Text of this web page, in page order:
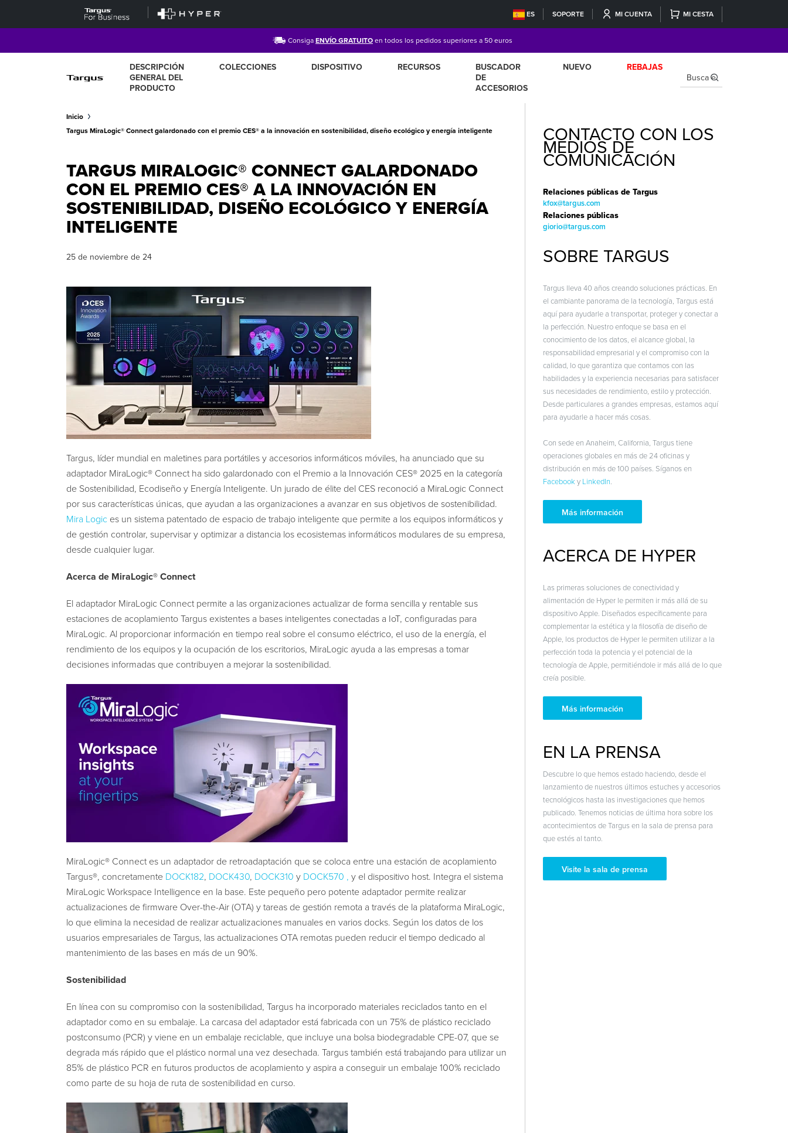
ES SOPORTE MI CUENTA MI CESTA
Consiga ENVÍO GRATUITO en todos los pedidos superiores a 50 euros
DESCRIPCIÓN
GENERAL DEL
PRODUCTO
COLECCIONES DISPOSITIVO RECURSOS
BUSCADOR
DE
ACCESORIOS
NUEVO REBAJAS
Inicio
Targus MiraLogic® Connect galardonado con el premio CES® a la innovación en sostenibilidad, diseño ecológico y energía inteligente
TARGUS MIRALOGIC® CONNECT GALARDONADO
CON EL PREMIO CES® A LA INNOVACIÓN EN
SOSTENIBILIDAD, DISEÑO ECOLÓGICO Y ENERGÍA
INTELIGENTE
25 de noviembre de 24
Targus, líder mundial en maletines para portátiles y accesorios informáticos móviles, ha anunciado que su
adaptador MiraLogic® Connect ha sido galardonado con el Premio a la Innovación CES® 2025 en la categoría
de Sostenibilidad, Ecodiseño y Energía Inteligente. Un jurado de élite del CES reconoció a MiraLogic Connect
por sus características únicas, que ayudan a las organizaciones a avanzar en sus objetivos de sostenibilidad.
Mira Logic es un sistema patentado de espacio de trabajo inteligente que permite a los equipos informáticos y
de gestión controlar, supervisar y optimizar a distancia los ecosistemas informáticos modulares de su empresa,
desde cualquier lugar.
Acerca de MiraLogic® Connect
El adaptador MiraLogic Connect permite a las organizaciones actualizar de forma sencilla y rentable sus
estaciones de acoplamiento Targus existentes a bases inteligentes conectadas a IoT, configuradas para
MiraLogic. Al proporcionar información en tiempo real sobre el consumo eléctrico, el uso de la energía, el
rendimiento de los equipos y la ocupación de los escritorios, MiraLogic ayuda a las empresas a tomar
decisiones informadas que contribuyen a mejorar la sostenibilidad.
MiraLogic® Connect es un adaptador de retroadaptación que se coloca entre una estación de acoplamiento
Targus®, concretamente DOCK182, DOCK430, DOCK310 y DOCK570 , y el dispositivo host. Integra el sistema
MiraLogic Workspace Intelligence en la base. Este pequeño pero potente adaptador permite realizar
actualizaciones de firmware Over-the-Air (OTA) y tareas de gestión remota a través de la plataforma MiraLogic,
lo que elimina la necesidad de realizar actualizaciones manuales en varios docks. Según los datos de los
usuarios empresariales de Targus, las actualizaciones OTA remotas pueden reducir el tiempo dedicado al
mantenimiento de las bases en más de un 90%.
Sostenibilidad
En línea con su compromiso con la sostenibilidad, Targus ha incorporado materiales reciclados tanto en el
adaptador como en su embalaje. La carcasa del adaptador está fabricada con un 75% de plástico reciclado
postconsumo (PCR) y viene en un embalaje reciclable, que incluye una bolsa biodegradable CPE-07, que se
degrada más rápido que el plástico normal una vez desechada. Targus también está trabajando para utilizar un
85% de plástico PCR en futuros productos de acoplamiento y aspira a conseguir un embalaje 100% reciclado
como parte de su hoja de ruta de sostenibilidad en curso.
CONTACTO CON LOS
MEDIOS DE
COMUNICACIÓN
Relaciones públicas de Targus
kfox@targus.com
Relaciones públicas
giorio@targus.com
SOBRE TARGUS
Targus lleva 40 años creando soluciones prácticas. En
el cambiante panorama de la tecnología, Targus está
aquí para ayudarle a transportar, proteger y conectar a
la perfección. Nuestro enfoque se basa en el
conocimiento de los datos, el alcance global, la
responsabilidad empresarial y el compromiso con la
calidad, lo que garantiza que contamos con las
habilidades y la experiencia necesarias para satisfacer
sus necesidades de rendimiento, estilo y protección.
Desde particulares a grandes empresas, estamos aquí
para ayudarle a hacer más cosas.
Con sede en Anaheim, California, Targus tiene
operaciones globales en más de 24 oficinas y
distribución en más de 100 países. Síganos en
Facebook y LinkedIn.
Más información
ACERCA DE HYPER
Las primeras soluciones de conectividad y
alimentación de Hyper le permiten ir más allá de su
dispositivo Apple. Diseñados específicamente para
complementar la estética y la filosofía de diseño de
Apple, los productos de Hyper le permiten utilizar a la
perfección toda la potencia y el potencial de la
tecnología de Apple, permitiéndole ir más allá de lo que
creía posible.
Más información
EN LA PRENSA
Descubre lo que hemos estado haciendo, desde el
lanzamiento de nuestros últimos estuches y accesorios
tecnológicos hasta las investigaciones que hemos
publicado. Tenemos noticias de última hora sobre los
acontecimientos de Targus en la sala de prensa para
que estés al tanto.
Visite la sala de prensa